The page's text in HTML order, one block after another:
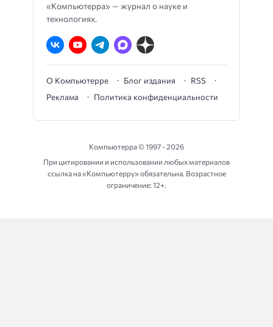
«Компьютерра» — журнал о науке и
технологиях.
О Компьютерре Блог издания
RSS
Реклама
Политика конфиденциальности
Компьютерра ©1997 - 2026
При цитировании и использовании любых материалов
ссылка на «Компьютерру» обязательна. Возрастное
ограничение: 12+.